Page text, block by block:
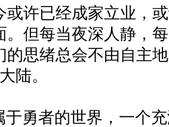
或许已经成家立业，
。但每当夜深人静，
的思绪总会不由自主
陆。
于勇者的世界，一个